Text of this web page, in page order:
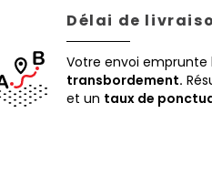
Délai de
Votre envoi emprunte
transbordement.
et un taux de